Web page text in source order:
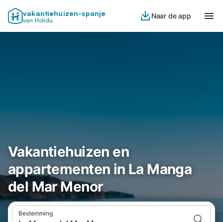
vakantiehuizen-spanje
van Holidu
Naar de app
Vakantiehuizen en
appartementen in La Manga
del Mar Menor
Bestemming